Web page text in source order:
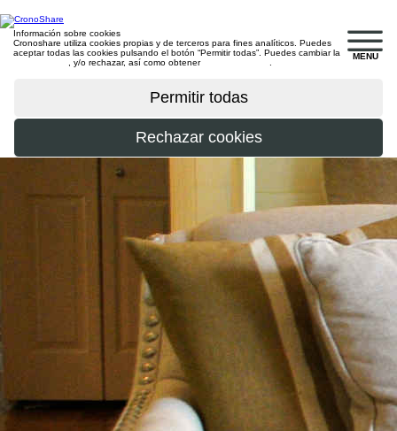
MENU
Información sobre cookies
Cronoshare utiliza cookies propias y de terceros para fines analíticos. Puedes
aceptar todas las cookies pulsando el botón “Permitir todas”. Puedes cambiar la
, y/o rechazar, así como obtener